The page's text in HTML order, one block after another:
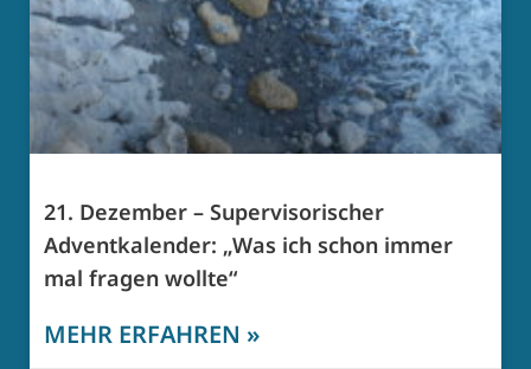
21. Dezember – Supervisorischer
Adventkalender: „Was ich schon immer
mal fragen wollte“
MEHR ERFAHREN »